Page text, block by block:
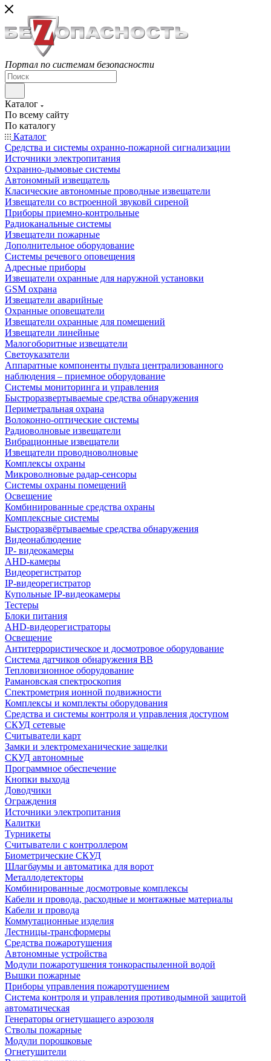
Портал по системам безопасности
Каталог
По всему сайту
По каталогу
Каталог
Средства и системы охранно-пожарной сигнализации
Источники электропитания
Охранно-дымовые системы
Автономный извещатель
Класические автономные проводные извещатели
Извещатели со встроенной звуковй сиреной
Приборы приемно-контрольные
Радиоканальные системы
Извещатели пожарные
Дополнительное оборудование
Системы речевого оповещения
Адресные приборы
Извещатели охранные для наружной установки
GSM охрана
Извещатели аварийные
Охранные оповещатели
Извещатели охранные для помещений
Извещатели линейные
Малогоборитные извещатели
Светоуказатели
Аппаратные компоненты пульта централизованного
наблюдения – приемное оборудование
Системы мониторинга и управления
Быстроразвертываемые средства обнаружения
Периметральная охрана
Волоконно-оптические системы
Радиоволновые извещатели
Вибрационные извещатели
Извещатели проводноволновые
Комплексы охраны
Микроволновые радар-сенсоры
Системы охраны помещений
Освещение
Комбинированные средства охраны
Комплексные системы
Быстроразвёртываемые средства обнаружения
Видеонаблюдение
IP- видеокамеры
AHD-камеры
Видеорегистратор
IP-видеорегистратор
Купольные IP-видеокамеры
Тестеры
Блоки питания
AHD-видеорегистраторы
Освещение
Антитеррористическое и досмотровое оборудование
Cистема датчиков обнаружения ВВ
Тепловизионное оборудование
Рамановская спектроскопия
Спектрометрия ионной подвижности
Комплексы и комплекты оборудования
Средства и системы контроля и управления доступом
СКУД сетевые
Считыватели карт
Замки и электромеханические защелки
СКУД автономные
Программное обеспечение
Кнопки выхода
Доводчики
Ограждения
Источники электропитания
Калитки
Турникеты
Считыватели с контроллером
Биометрические СКУД
Шлагбаумы и автоматика для ворот
Металлодетекторы
Комбинированные досмотровые комплексы
Кабели и провода, расходные и монтажные материалы
Кабели и провода
Коммутационные изделия
Лестницы-трансформеры
Средства пожаротушения
Автономные устройства
Модули пожаротушения тонкораспыленной водой
Вышки пожарные
Приборы управления пожаротушением
Система контроля и управления противодымной защитой
автоматическая
Генераторы огнетушащего аэрозоля
Стволы пожарные
Модули порошковые
Огнетушители